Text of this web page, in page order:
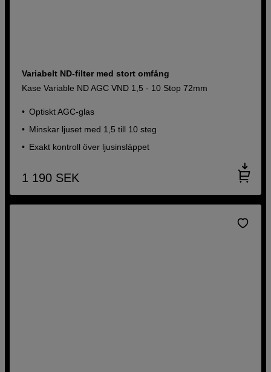
Variabelt ND-filter med stort omfång
Kase Variable ND AGC VND 1,5 - 10 Stop 72mm
Optiskt AGC-glas
Minskar ljuset med 1,5 till 10 steg
Exakt kontroll över ljusinsläppet
1 190 SEK